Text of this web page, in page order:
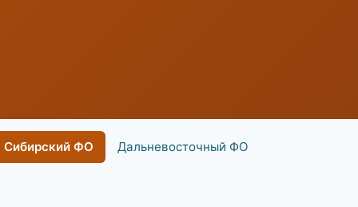
Сибирский ФО Дальневосточный ФО